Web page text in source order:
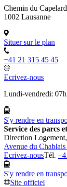
Chemin du
1002 Lausanne
Situer sur le plan
+41 21 315 45 45
Ecrivez-nous
Lundi-vendredi:
S'y rendre en
Service des parcs
Direction
Avenue du
Ecrivez-nousTél.
S'y rendre en
Site officiel